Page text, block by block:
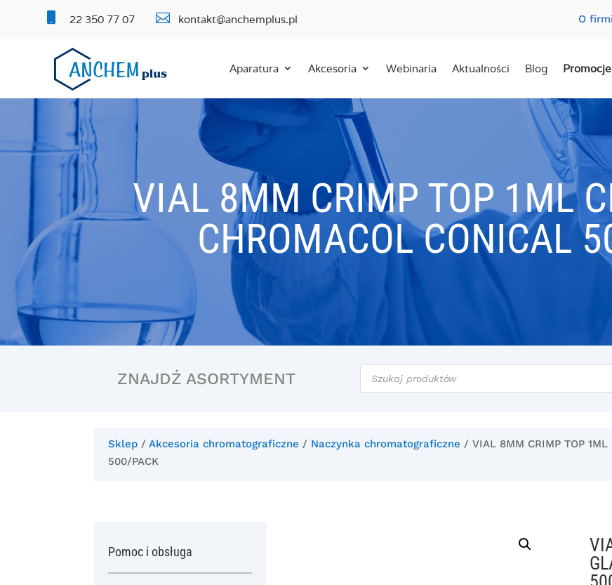
22 350 77 07  kontakt@anchemplus.pl O
Aparatura Akcesoria Webinaria Aktualności Blog Promocje
VIAL 8MM CRIMP TOP 1ML
CHROMACOL CONICAL
ZNAJDŹ ASORTYMENT
Wyszukiwarka
produktów
Sklep /Akcesoria chromatograficzne / Naczynka chromatograficzne / VIAL 8MM CRIMP TOP 1ML
500/PACK
Pomoc i obsługa